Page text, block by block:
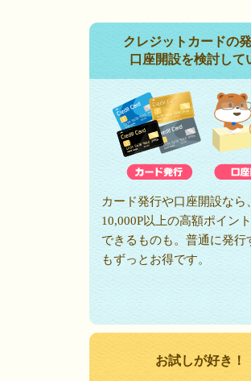
クレジットカードの
口座開設を検討して
カード発行や口座開設なら
10,000P以上の高額ポイン
できるものも。普通に発行
もずっとお得です。
お試しが好き！